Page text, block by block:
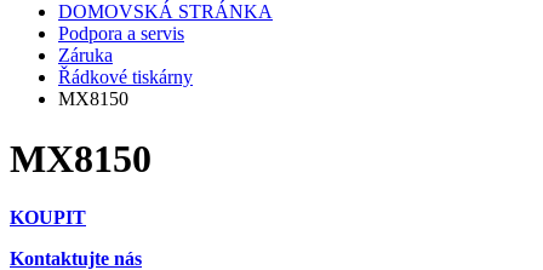
DOMOVSKÁ STRÁNKA
Podpora a servis
Záruka
Řádkové tiskárny
MX8150
MX8150
KOUPIT
Kontaktujte nás